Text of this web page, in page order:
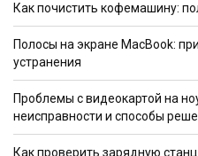
Как почистить кофемашину:
Полосы на экране MacBook:
устранения
Проблемы с видеокартой на
неисправности и способы
Как проверить зарядную